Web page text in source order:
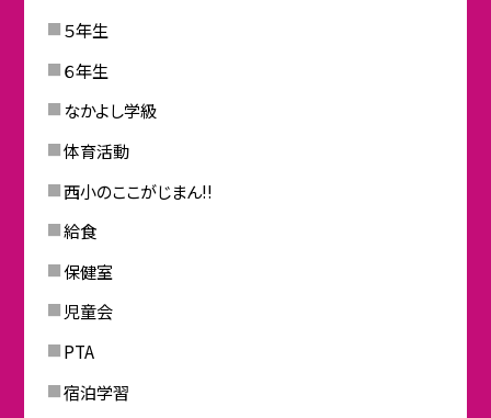
５年生
６年生
なかよし学級
体育活動
西小のここがじまん!!
給食
保健室
児童会
PTA
宿泊学習